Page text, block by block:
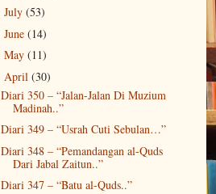
July (53)
June (14)
May (11)
April (30)
Diari 350 – “Jalan-Jalan Di Muzium
Madinah..”
Diari 349 – “Usrah Cuti Sebulan…”
Diari 348 – “Pemandangan al-Quds
Dari Jabal Zaitun..”
Diari 347 – “Batu al-Quds..”